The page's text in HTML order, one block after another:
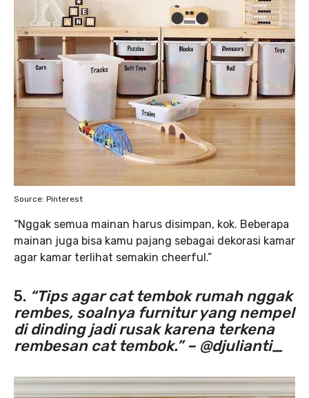
Source: Pinterest
“Nggak semua mainan harus disimpan, kok. Beberapa
mainan juga bisa kamu pajang sebagai dekorasi kamar
agar kamar terlihat semakin cheerful.”
5. “Tips agar cat tembok rumah nggak
rembes, soalnya furnitur yang nempel
di dinding jadi rusak karena terkena
rembesan cat tembok.” – @djulianti_